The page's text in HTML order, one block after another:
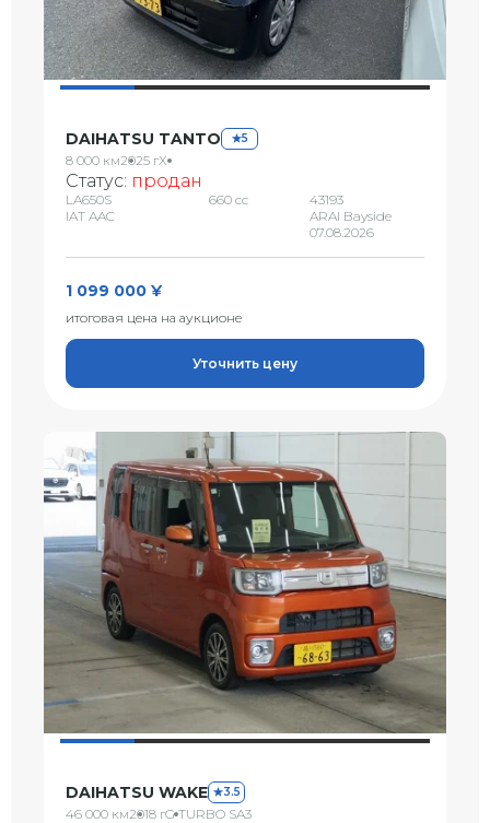
DAIHATSU TANTO 5
8 000 км2025 гX
Статус: продан
LA650S
IAT AAC
660 сс
43193
ARAI Bayside
07.08.2026
1 099 000 ¥
итоговая цена на аукционе
Уточнить цену
DAIHATSU WAKE 3.5
46 000 км2018 гG TURBO SA3